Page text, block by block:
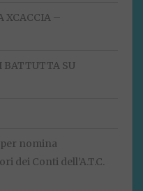
XCACCIA –
BATTUTTA SU
nomina
dei Conti dell’A.T.C.